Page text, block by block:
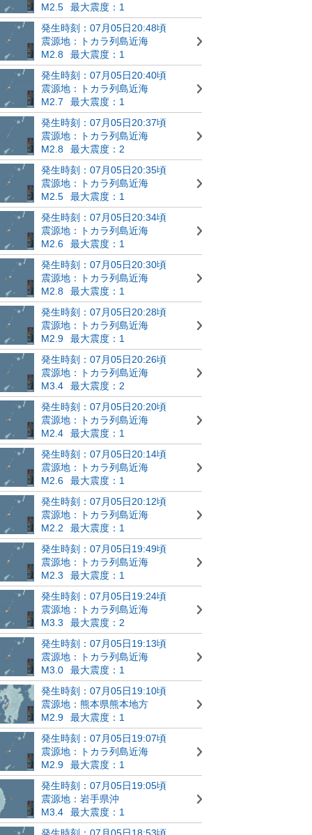
M2.5
最大震度：1
発生時刻：07月05日20:48頃
震源地：トカラ列島近海
M2.8
最大震度：1
発生時刻：07月05日20:40頃
震源地：トカラ列島近海
M2.7
最大震度：1
発生時刻：07月05日20:37頃
震源地：トカラ列島近海
M2.8
最大震度：2
発生時刻：07月05日20:35頃
震源地：トカラ列島近海
M2.5
最大震度：1
発生時刻：07月05日20:34頃
震源地：トカラ列島近海
M2.6
最大震度：1
発生時刻：07月05日20:30頃
震源地：トカラ列島近海
M2.8
最大震度：1
発生時刻：07月05日20:28頃
震源地：トカラ列島近海
M2.9
最大震度：1
発生時刻：07月05日20:26頃
震源地：トカラ列島近海
M3.4
最大震度：2
発生時刻：07月05日20:20頃
震源地：トカラ列島近海
M2.4
最大震度：1
発生時刻：07月05日20:14頃
震源地：トカラ列島近海
M2.6
最大震度：1
発生時刻：07月05日20:12頃
震源地：トカラ列島近海
M2.2
最大震度：1
発生時刻：07月05日19:49頃
震源地：トカラ列島近海
M2.3
最大震度：1
発生時刻：07月05日19:24頃
震源地：トカラ列島近海
M3.3
最大震度：2
発生時刻：07月05日19:13頃
震源地：トカラ列島近海
M3.0
最大震度：1
発生時刻：07月05日19:10頃
震源地：熊本県熊本地方
M2.9
最大震度：1
発生時刻：07月05日19:07頃
震源地：トカラ列島近海
M2.9
最大震度：1
発生時刻：07月05日19:05頃
震源地：岩手県沖
M3.4
最大震度：1
発生時刻：07月05日18:53頃